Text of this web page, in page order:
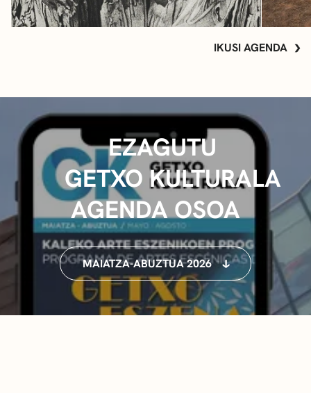
IKUSI AGENDA
EZAGUTU
GETXO KULTURALA
AGENDA OSOA
MAIATZA-ABUZTUA 2026